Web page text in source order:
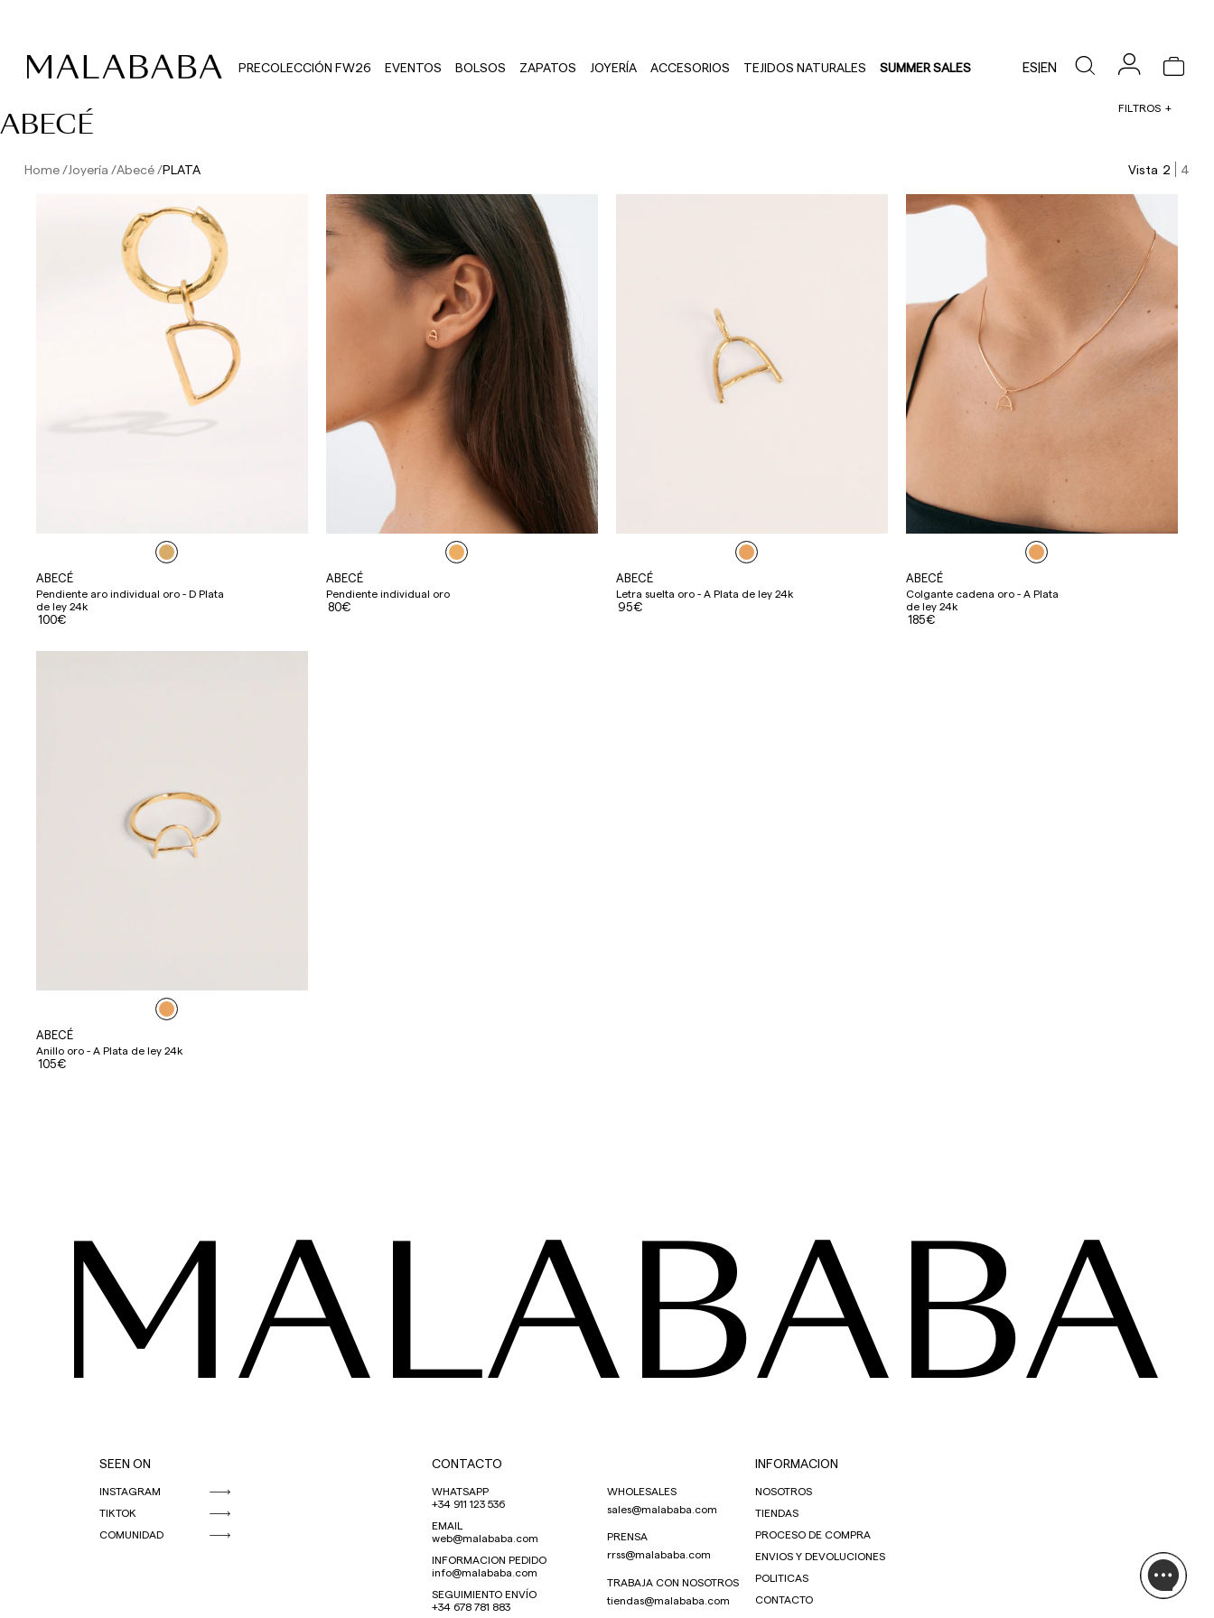
PRECOLECCIÓN FW26 EVENTOS BOLSOS ZAPATOS JOYERÍA ACCESORIOS TEJIDOS NATURALES SUMMER SALES ES|EN
ABECÉ FILTROS
Home Joyería Abecé PLATA Vista 2 4
ABECÉ
Pendiente aro individual oro - D Plata
de ley 24k
100€
ABECÉ
Pendiente individual oro
80€
ABECÉ
Letra suelta oro - A Plata de ley 24k
95€
ABECÉ
Colgante cadena oro - A Plata
de ley 24k
185€
ABECÉ
Anillo oro - A Plata de ley 24k
105€
MALABABA
SEEN ON
INSTAGRAM
TIKTOK
COMUNIDAD
CONTACTO
WHATSAPP
+34 911 123 536
EMAIL
web@malababa.com
INFORMACION PEDIDO
info@malababa.com
SEGUIMIENTO ENVÍO
+34 678 781 883
WHOLESALES
sales@malababa.com
PRENSA
rrss@malababa.com
TRABAJA CON NOSOTROS
tiendas@malababa.com
INFORMACION
NOSOTROS
TIENDAS
PROCESO DE COMPRA
ENVIOS Y DEVOLUCIONES
POLITICAS
CONTACTO